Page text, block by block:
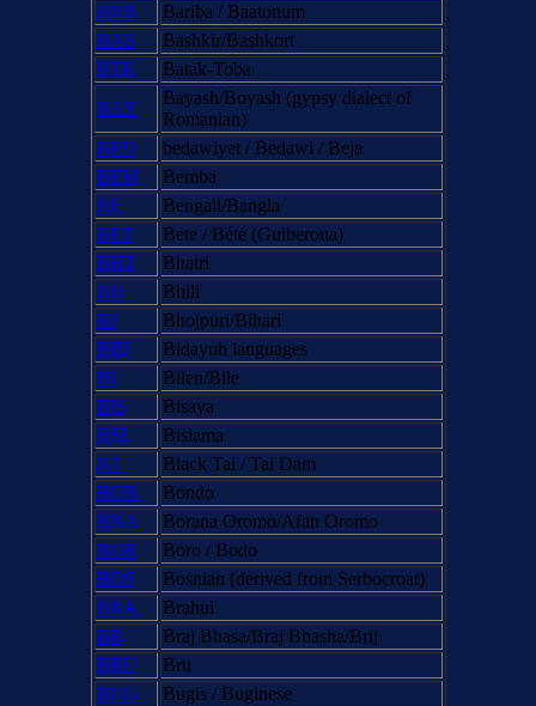
BRB
Bariba / Baatonum
BAS
Bashkir/Bashkort
BTK
Batak-Toba
BAY
Bayash/Boyash (gypsy dialect of
Romanian)
BED
bedawiyet / Bedawi / Beja
BEM
Bemba
BE
Bengali/Bangla
BET
Bete / Bété (Guiberoua)
BHT
Bhatri
BH
Bhili
BJ
Bhojpuri/Bihari
BID
Bidayuh languages
BI
Bilen/Bile
BIS
Bisaya
BSL
Bislama
BT
Black Tai / Tai Dam
BON
Bondo
BNA
Borana Oromo/Afan Oromo
BOR
Boro / Bodo
BOS
Bosnian (derived from Serbocroat)
BRA
Brahui
BB
Braj Bhasa/Braj Bhasha/Brij
BRU
Bru
BUG
Bugis / Buginese